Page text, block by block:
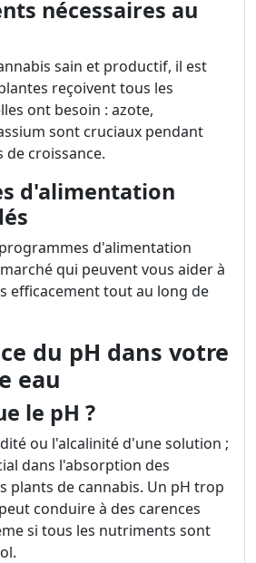
nécessaires au
sain et productif, il est
reçoivent tous les
ont besoin : azote,
sont cruciaux pendant
croissance.
d'alimentation
d'alimentation
qui peuvent vous aider à
efficacement tout au long de
du pH dans votre
eau
le pH ?
ou l'alcalinité d'une solution ;
dans l'absorption des
plants de cannabis. Un pH trop
conduire à des carences
si tous les nutriments sont